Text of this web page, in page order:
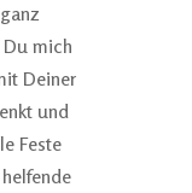
mich
Deiner
und
Feste